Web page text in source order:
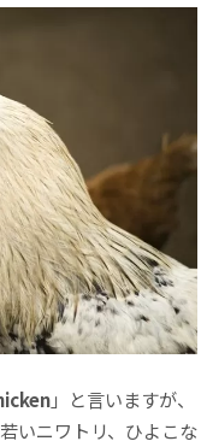
」と言いますが、
いニワトリ、ひよこな